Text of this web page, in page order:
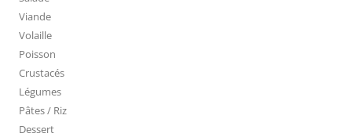
Viande
Volaille
Poisson
Crustacés
Légumes
Pâtes / Riz
Dessert